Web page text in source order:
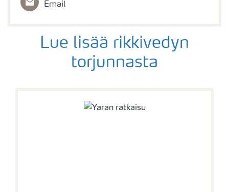
Email
Lue lisää rikkivedyn
torjunnasta